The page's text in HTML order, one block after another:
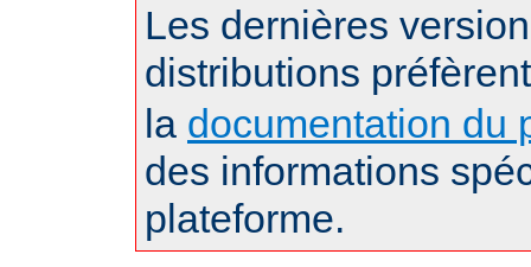
Les dernières
distributions
la documentation du
des informations
plateforme.